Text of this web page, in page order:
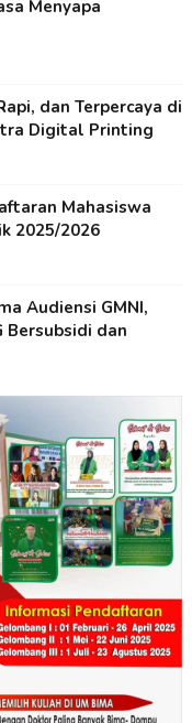
Menyapa
dan Terpercaya di
Digital Printing
Mahasiswa
2025/2026
Audiensi GMNI,
Bersubsidi dan